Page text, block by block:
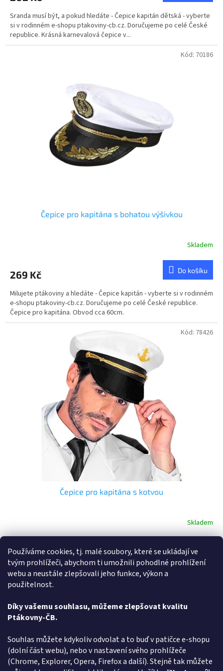
Používáme cookies, tj. malé soubory, které se ukládají ve
tvým prohlížeči, abychom ti umožnili pohodlné prohlížení
webu a neustále zlepšovali jeho funkce, výkon a
použitelnost.
Díky vašemu souhlasu, můžeme zlepšovat kvalitu
Ptákovny-ČB.
Souhlas můžete kdykoliv odvolat a to buď v patičce e-shopu
(dolní část webu), nebo v nastavení svého prohlížeče
(Chrome, Explorer, Opera, Firefox a další). Stejně tak můžete
z
5
hvězdiček.
Sranda musí být, a pokud hledáte - Čepice kapitán dětská - vyberte
si v rodinném e-shopu ptakoviny-cb.cz. Doručujeme po celé České
republice. Krásná karnevalová čepice v...
Čepice pro kapitána s bohatou výšivkou
je
z
5
hvězdiček.
Skladem
269 Kč Do košíku
Milujete ptákoviny a hledáte - Čepice kapitán - vyberte si v rodinném
e-shopu ptakoviny-cb.cz. Doručujeme po celé České republice.
Čepice pro kapitána. Obvod cca 60cm.
Kód: 70186
Čepice pro kapitána s kotvou
hodnocení
je
5,0
z
5
hvězdiček.
Skladem
149 Kč Do košíku
Milujete ptákoviny a hledáte - Čepice kapitán - vyberte si v rodinném
e-shopu ptakoviny-cb.cz. Doručujeme po celé České republice.
Čepice pro kapitána s kotvou. Obvod cca 60cm.
Kód: 78426
l
á
d
a
3položek celkem
Způsob ověřování recenzí